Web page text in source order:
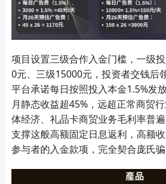
项目设置三级合作入金门槛，一级
0元、三级15000元，投资者交钱后
平台承诺每日按照投入本金1.5%发
月静态收益超45%，远超正常商贸
体经济、礼品卡商贸业务毛利率普
支撑这般高额固定日息返利，高额
参与者的入金款项，完全契合庞氏骗